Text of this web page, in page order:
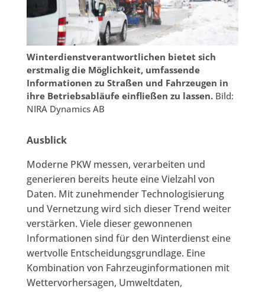
Winterdienstverantwortlichen bietet sich
erstmalig die Möglichkeit, umfassende
Informationen zu Straßen und Fahrzeugen in
ihre Betriebsabläufe einfließen zu lassen. Bild:
NIRA Dynamics AB
Ausblick
Moderne PKW messen, verarbeiten und
generieren bereits heute eine Vielzahl von
Daten. Mit zunehmender Technologisierung
und Vernetzung wird sich dieser Trend weiter
verstärken. Viele dieser gewonnenen
Informationen sind für den Winterdienst eine
wertvolle Entscheidungsgrundlage. Eine
Kombination von Fahrzeuginformationen mit
Wettervorhersagen, Umweltdaten,